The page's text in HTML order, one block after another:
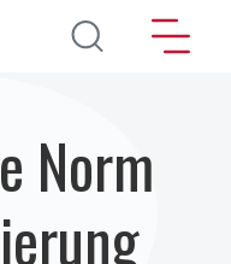
zum Inhalt
Norm